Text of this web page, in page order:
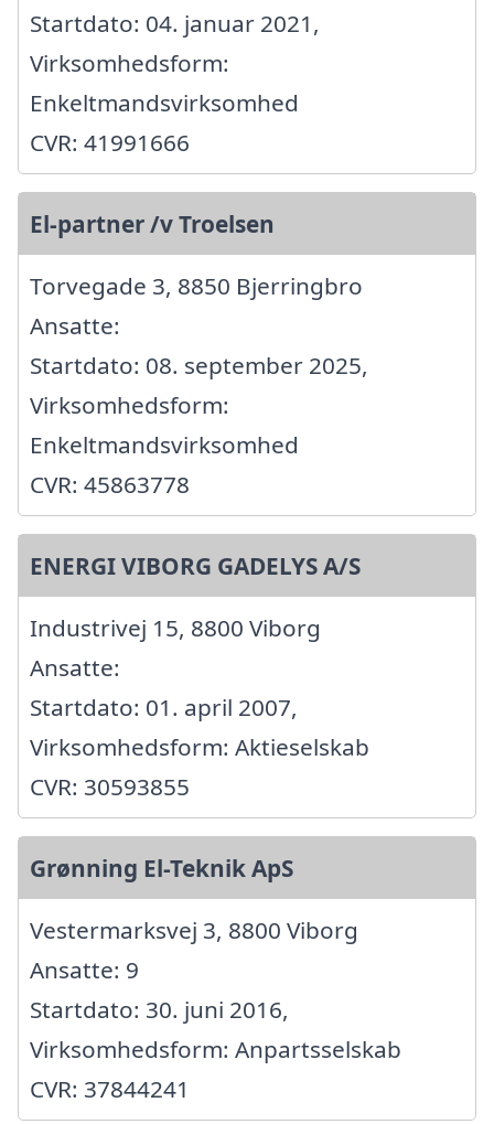
Startdato: 04. januar 2021,
Virksomhedsform:
Enkeltmandsvirksomhed
CVR: 41991666
El-partner /v Troelsen
Torvegade 3, 8850 Bjerringbro
Ansatte:
Startdato: 08. september 2025,
Virksomhedsform:
Enkeltmandsvirksomhed
CVR: 45863778
ENERGI VIBORG GADELYS A/S
Industrivej 15, 8800 Viborg
Ansatte:
Startdato: 01. april 2007,
Virksomhedsform: Aktieselskab
CVR: 30593855
Grønning El-Teknik ApS
Vestermarksvej 3, 8800 Viborg
Ansatte: 9
Startdato: 30. juni 2016,
Virksomhedsform: Anpartsselskab
CVR: 37844241